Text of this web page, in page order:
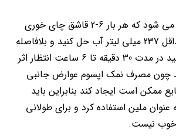
به بزرگسالان توصیه می شود که هر بار 6-2 قاشق چای خوری
نمک اپسوم را در حداقل 237 میلی لیتر آب حل کنید و بلافاصله
مصرف کنید می توانید در مدت 30 دقیقه تا 6 ساعت انتظار اثر
چون مصرف نمک اپسوم عوارض جانبی
ممکن است ایجاد کند بنابراین باید
ملین استفاده کرد و برای طولانی
خوب نیست.